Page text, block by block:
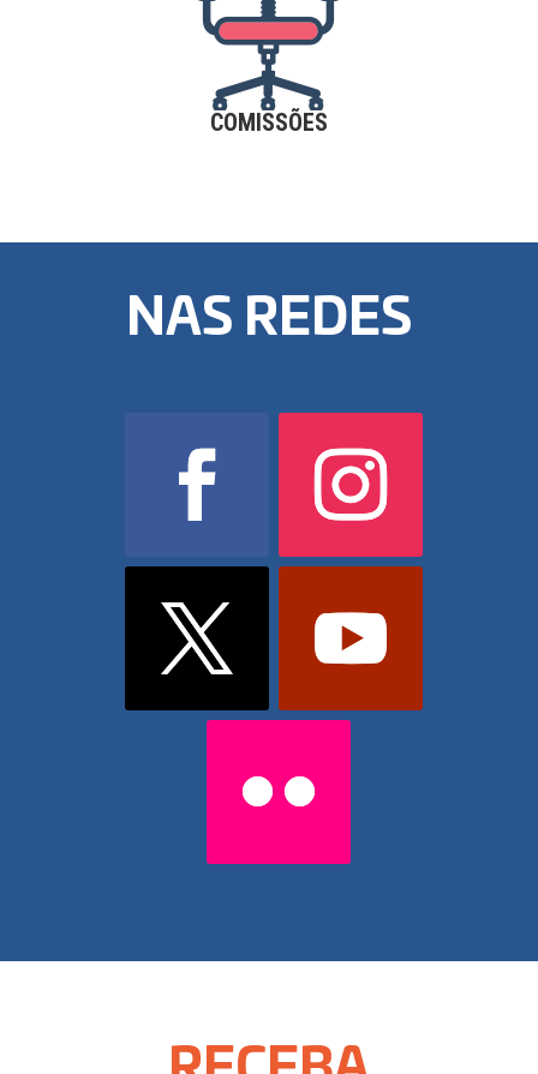
COMISSÕES
NAS REDES